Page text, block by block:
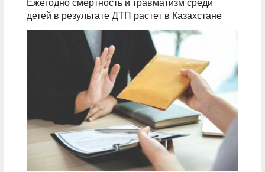
Ежегодно смертность и травматизм среди
детей в результате ДТП растет в Казахстане